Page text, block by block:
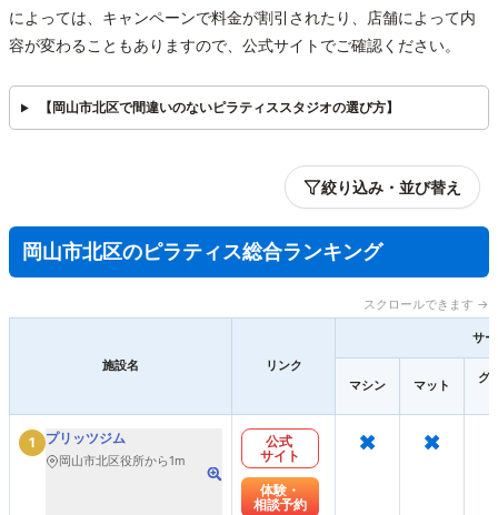
によっては、キャンペーンで料金が割引されたり、店舗によって内
容が変わることもありますので、公式サイトでご確認ください。
【岡山市北区で間違いのないピラティススタジオの選び方】
絞り込み・並び替え
岡山市北区のピラティス総合ランキング
スクロールできます →
施設名 リンク
サ
マシン マット
グ
1 プリッツジム
岡山市北区役所から1m
公式
サイト
体験・
相談予約
× ×